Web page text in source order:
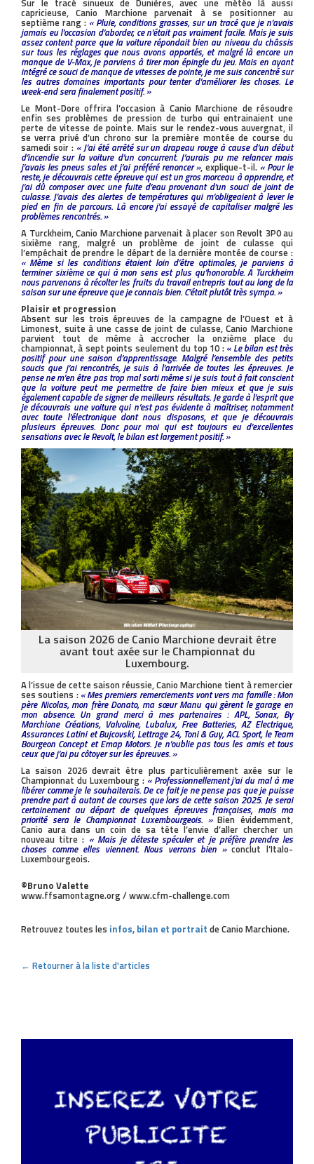
Sur le tracé sinueux de Dunières, avec une météo là aussi
capricieuse, Canio Marchione parvenait à se positionner au
septième rang : « Pluie, conditions grasses, sur un tracé que je n’avais
jamais eu l’occasion d’aborder, ce n’était pas vraiment facile. Mais je suis
assez content parce que la voiture répondait bien au niveau du châssis
sur tous les réglages que nous avons apportés, et malgré là encore un
manque de V-Max, je parviens à tirer mon épingle du jeu. Mais en ayant
intégré ce souci de manque de vitesses de pointe, je me suis concentré sur
les autres domaines importants pour tenter d’améliorer les choses. Le
week-end sera finalement positif. »
Le Mont-Dore offrira l’occasion à Canio Marchione de résoudre
enfin ses problèmes de pression de turbo qui entrainaient une
perte de vitesse de pointe. Mais sur le rendez-vous auvergnat, il
se verra privé d’un chrono sur la première montée de course du
samedi soir :« J’ai été arrêté sur un drapeau rouge à cause d’un début
d’incendie sur la voiture d’un concurrent. J’aurais pu me relancer mais
j’avais les pneus sales et j’ai préféré renoncer », explique-t-il. « Pour le
reste, je découvrais cette épreuve qui est un gros morceau à apprendre, et
j’ai dû composer avec une fuite d’eau provenant d’un souci de joint de
culasse. J’avais des alertes de températures qui m’obligeaient à lever le
pied en fin de parcours. Là encore j’ai essayé de capitaliser malgré les
problèmes rencontrés. »
A Turckheim, Canio Marchione parvenait à placer son Revolt 3P0 au
sixième rang, malgré un problème de joint de culasse qui
l’empêchait de prendre le départ de la dernière montée de course :
« Même si les conditions étaient loin d’être optimales, je parviens à
terminer sixième ce qui à mon sens est plus qu’honorable. A Turckheim
nous parvenons à récolter les fruits du travail entrepris tout au long de la
saison sur une épreuve que je connais bien. C’était plutôt très sympa. »
Plaisir et progression
Absent sur les trois épreuves de la campagne de l’Ouest et à
Limonest, suite à une casse de joint de culasse, Canio Marchione
parvient tout de même à accrocher la onzième place du
championnat, à sept points seulement du top 10 : « Le bilan est très
positif pour une saison d’apprentissage. Malgré l’ensemble des petits
soucis que j’ai rencontrés, je suis à l’arrivée de toutes les épreuves. Je
pense ne m’en être pas trop mal sorti même si je suis tout à fait conscient
que la voiture peut me permettre de faire bien mieux et que je suis
également capable de signer de meilleurs résultats. Je garde à l’esprit que
je découvrais une voiture qui n’est pas évidente à maîtriser, notamment
avec toute l’électronique dont nous disposons, et que je découvrais
plusieurs épreuves. Donc pour moi qui est toujours eu d’excellentes
sensations avec le Revolt, le bilan est largement positif. »
La saison 2026 de Canio Marchione devrait être
avant tout axée sur le Championnat du
Luxembourg.
A l’issue de cette saison réussie, Canio Marchione tient à remercier
ses soutiens : « Mes premiers remerciements vont vers ma famille : Mon
père Nicolas, mon frère Donato, ma sœur Manu qui gèrent le garage en
mon absence. Un grand merci à mes partenaires : APL, Sonax, By
Marchione Créations, Valvoline, Lubalux, Free Batteries, AZ Electrique,
Assurances Latini et Bujcovski, Lettrage 24, Toni & Guy, ACL Sport, le Team
Bourgeon Concept et Emap Motors. Je n’oublie pas tous les amis et tous
ceux que j’ai pu côtoyer sur les épreuves. »
La saison 2026 devrait être plus particulièrement axée sur le
Championnat du Luxembourg : « Professionnellement j’ai du mal à me
libérer comme je le souhaiterais. De ce fait je ne pense pas que je puisse
prendre part à autant de courses que lors de cette saison 2025. Je serai
certainement au départ de quelques épreuves françaises, mais ma
priorité sera le Championnat Luxembourgeois. »Bien évidemment,
Canio aura dans un coin de sa tête l’envie d’aller chercher un
nouveau titre : « Mais je déteste spéculer et je préfère prendre les
choses comme elles viennent. Nous verrons bien »conclut l’Italo-
Luxembourgeois.
©Bruno Valette
www.ffsamontagne.org / www.cfm-challenge.com
Retrouvez toutes les infos, bilan et portrait de Canio Marchione.
← Retourner à la liste d'articles